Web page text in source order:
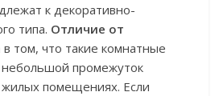
к декоративно-
типа. Отличие от
в том, что такие комнатные
промежуток
помещениях. Если